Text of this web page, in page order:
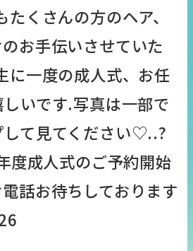
くさんの方のヘア、
お手伝いさせていた
に一度の成人式、お任
いです.写真は一部で
して見てください♡..?
度成人式のご予約開始
話お待ちしております